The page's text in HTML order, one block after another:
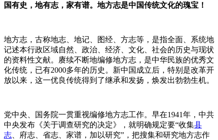
国有史，地有志，家有谱。地方志是中国传统文化的瑰宝！
地方志，古称地志、地记、图经、方志等，是指全面、系统地
记述本行政区域自然、政治、经济、文化、社会的历史与现状
的资料性文献。赓续不断地编修地方志，是中华民族的优秀文
化传统，已有2000多年的历史。新中国成立后，特别是改革开
放以来，这一优良传统得到了继承和发扬，焕发出勃勃生机。
党中央、国务院一贯重视编修地方志工作。早在1941年，中共
中央发布《关于调查研究的决定》，就明确规定要“收集县
志 、府志、省志、家谱，加以研究”，把搜集和研究地方志作